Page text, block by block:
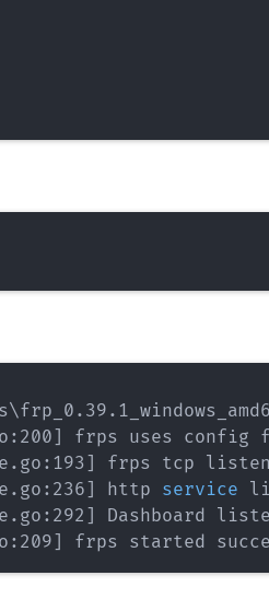
\frp_0.39.1_windows_amd6
frps tcp
http service
Dashboard